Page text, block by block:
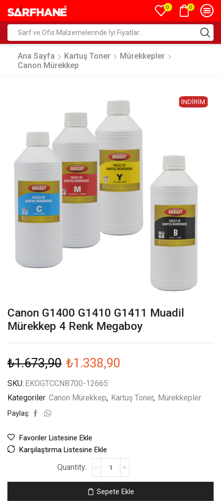
0 0
Ana Sayfa Kartuş Toner
Mürekkepler
Canon Mürekkep
İNDIRIM
Canon G1400 G1410 G1411 Muadil
Mürekkep 4 Renk Megaboy
₺1.673,90 ₺1.338,90
SKU: EKOGTCCNB700-12665
Kategoriler Canon Mürekkep, Kartuş Toner, Mürekkepler
Paylaş:
Favoriler Listesine Ekle
Karşılaştırma Listesine Ekle
Sepete Ekle